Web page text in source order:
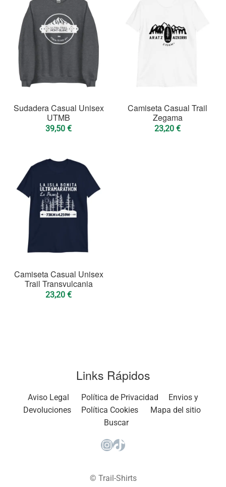
Sudadera Casual Unisex
UTMB
39,50 €
Camiseta Casual Trail
Zegama
23,20 €
Camiseta Casual Unisex
Trail Transvulcania
23,20 €
Links Rápidos
Aviso Legal Política de Privacidad
Envios y
Devoluciones
Política Cookies
Mapa del sitio
Buscar
Instagram
TikTok
© Trail-Shirts